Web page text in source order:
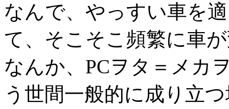
なんで、やっすい車を
て、そこそこ頻繁に車
なんか、PCヲタ＝メカ
う世間一般的に成り立